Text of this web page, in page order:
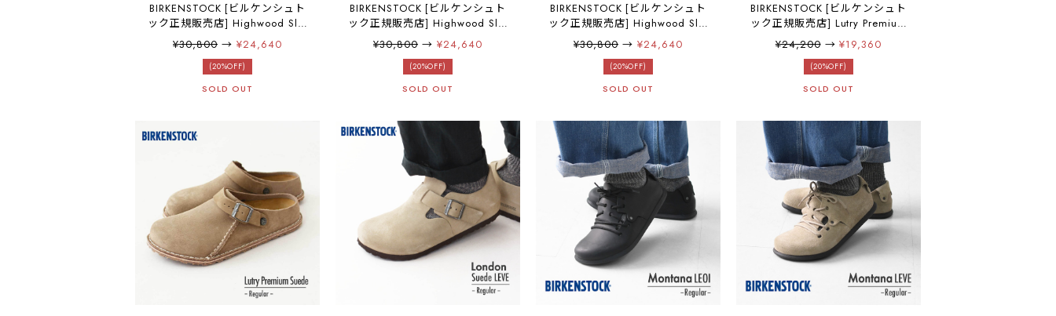
BIRKENSTOCK [ビルケンシュト
ック正規販売店] Highwood Slip
On Mid W LENA -Narrow-
[1025781] ハイウッドスリップ
オン・ナチュラルレザー・横幅
ナロー・ブーツ・アンクルブー
¥30,800 → ¥24,640
(20%OFF)
SOLD OUT
BIRKENSTOCK [ビルケンシュト
ック正規販売店] Highwood Slip
On Mid M LENA -Regular-
[1025764] ハイウッドスリップ
オン・横幅レギュラー・ナチュ
ラルレザー・レザーブーツ・サ
[2025AW]
¥30,800 → ¥24,640
(20%OFF)
SOLD OUT
BIRKENSTOCK [ビルケンシュト
ック正規販売店] Highwood Slip
On Mid W LEVE -Narrow- 幅狭
[1025737] ハイウッド スリップ
オン・横幅ナロー・ブーツ・ア
ンクルブーツ・カジュアルブー
¥30,800 → ¥24,640
(20%OFF)
SOLD OUT
BIRKENSTOCK [ビルケンシュト
ック正規販売店] Lutry Premium
Suede -Narrow- 幅狭
[1025297] ルトリー プレミアム
スエード・スエードレザー・本
革・【ワイズ ナロータイプ】
¥24,200→¥19,360
(20%OFF)
SOLD OUT